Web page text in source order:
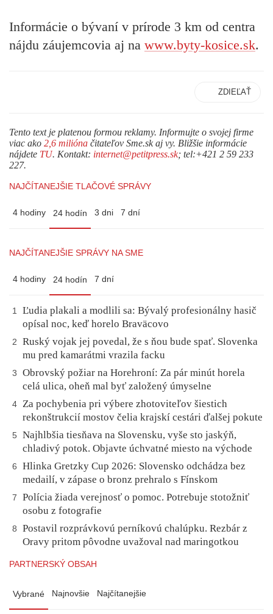
Informácie o bývaní v prírode 3 km od centra
nájdu záujemcovia aj na www.byty-kosice.sk.
ZDIEĽAŤ
Tento text je platenou formou reklamy. Informujte o svojej firme
viac ako 2,6 milióna čitateľov Sme.sk aj vy. Bližšie informácie
nájdete TU. Kontakt: internet@petitpress.sk; tel:+421 2 59 233
227.
NAJČÍTANEJŠIE TLAČOVÉ SPRÁVY
4 hodiny 24 hodín 3 dni 7 dní
NAJČÍTANEJŠIE SPRÁVY NA SME
4 hodiny 24 hodín 7 dní
1
Ľudia plakali a modlili sa: Bývalý profesionálny hasič
opísal noc, keď horelo Braväcovo
2
Ruský vojak jej povedal, že s ňou bude spať. Slovenka
mu pred kamarátmi vrazila facku
3
Obrovský požiar na Horehroní: Za pár minút horela
celá ulica, oheň mal byť založený úmyselne
4
Za pochybenia pri výbere zhotoviteľov šiestich
rekonštrukcií mostov čelia krajskí cestári ďalšej pokute
5
Najhlbšia tiesňava na Slovensku, vyše sto jaskýň,
chladivý potok. Objavte úchvatné miesto na východe
6
Hlinka Gretzky Cup 2026: Slovensko odchádza bez
medailí, v zápase o bronz prehralo s Fínskom
7
Polícia žiada verejnosť o pomoc. Potrebuje stotožniť
osobu z fotografie
8
Postavil rozprávkovú perníkovú chalúpku. Rezbár z
Oravy pritom pôvodne uvažoval nad maringotkou
PARTNERSKÝ OBSAH
Vybrané Najnovšie Najčítanejšie